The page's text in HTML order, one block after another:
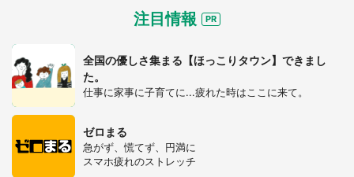
注目情報
全国の優しさ集まる【ほっこりタウン】できまし
た。
仕事に家事に子育てに...疲れた時はここに来て。
ゼロまる
急がず、慌てず、円満に
スマホ疲れのストレッチ